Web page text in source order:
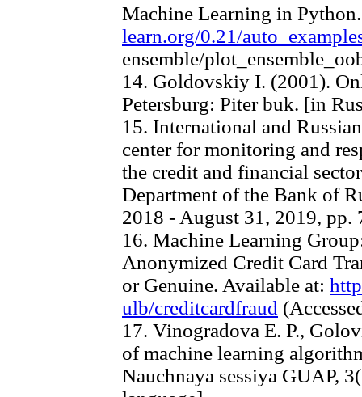
Machine Learning in
learn.org/0.21/
ensemble/
14. Goldovskiy I. (2001).
Petersburg: Piter buk. [in
15. International and
center for monitoring and
the credit and financial
Department of the Bank of
2018 - August 31, 2019, pp.
16. Machine Learning
Anonymized Credit Card
or Genuine. Available at:
ulb/creditcardfraud
17. Vinogradova E. P.,
of machine learning
Nauchnaya sessiya GUAP,